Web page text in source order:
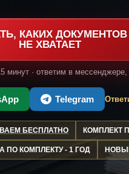
КАКИХ ДОКУМЕНТОВ
НЕ ХВАТАЕТ
минут · ответим в
Telegram
БЕСПЛАТНО КОМПЛЕКТ
ПО КОМПЛЕКТУ - 1 ГОД